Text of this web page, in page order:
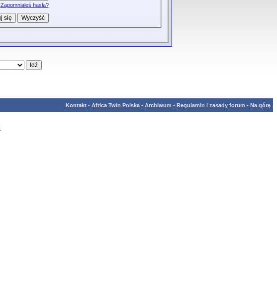
Zapomniałeś hasła?
Kontakt - Africa Twin Polska - Archiwum - Regulamin i zasady forum - Na górę